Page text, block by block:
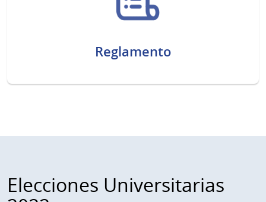
Reglamento
Elecciones Universitarias